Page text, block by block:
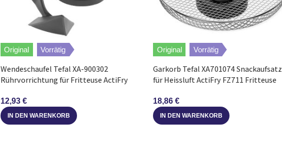
Fritteuse Calor Moulinex FZ70020012AActifry
Fritteuse ActiTryEssential
Fritteuse FZ70010012D ActiFry
Fritteuse AL80000012B ActiFry
Fritteuse FZ70000012EActiFry
Original Vorrätig
Wendeschaufel Tefal XA-900302
Rührvorrichtung für Fritteuse ActiFry
12,93 €
IN DEN WARENKORB
Original Vorrätig
Garkorb Tefal XA701074 Snackaufsatz
für Heissluft ActiFry FZ711 Fritteuse
18,86 €
IN DEN WARENKORB